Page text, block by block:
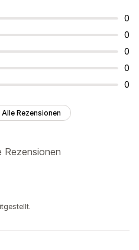
0
0
0
0
0
Alle Rezensionen
Rezensionen